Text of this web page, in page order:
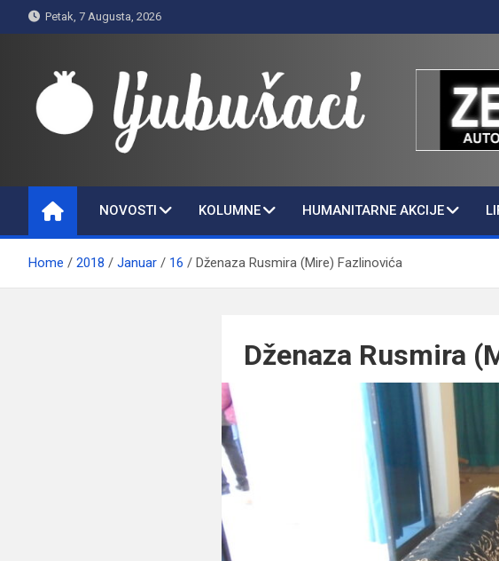
to
Petak, 7 Augusta, 2026
Ljubušaci
NOVOSTI KOLUMNE HUMANITARNE AKCIJE
Home 2018 Januar 16 Dženaza Rusmira (Mire) Fazlinovića
Dženaza Rusmira